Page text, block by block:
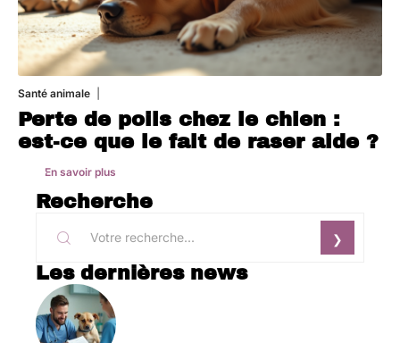
Santé animale
Perte de poils chez le chien :
est-ce que le fait de raser aide ?
En savoir plus
Recherche
Les dernières news